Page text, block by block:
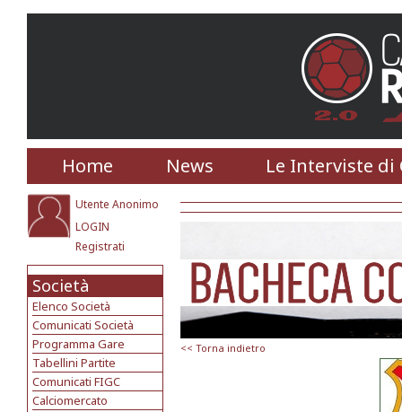
Home News Le Interviste di
Utente Anonimo
LOGIN
Registrati
Società
Elenco Società
Comunicati Società
Programma Gare
Tabellini Partite
Comunicati FIGC
Calciomercato
<< Torna indietro